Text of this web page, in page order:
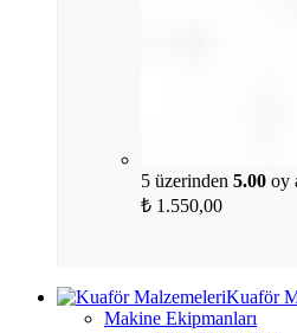
5 üzerinden 5.00 oy
₺ 1.550,00
Kuaför
Makine Ekipmanları